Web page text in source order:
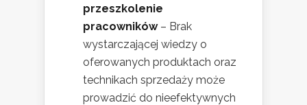
przeszkolenie
pracowników– Brak
wystarczającej wiedzy o
oferowanych produktach oraz
technikach sprzedaży może
prowadzić do nieefektywnych